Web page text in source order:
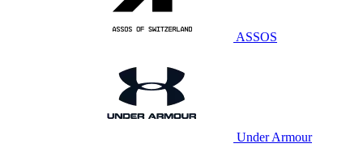
ASSOS
Under Armour